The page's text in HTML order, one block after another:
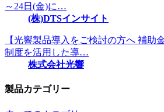
～24日(金)に…
(株)DTSインサイト
【光響製品導入をご検討の方へ 補助
制度を活用した導…
株式会社光響
製品カテゴリー